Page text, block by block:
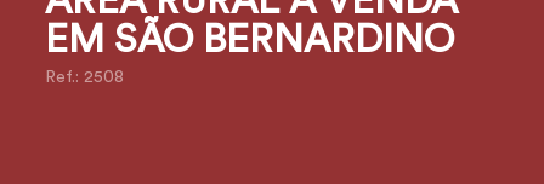
EM SÃO BERNARDINO
Ref.: 2508